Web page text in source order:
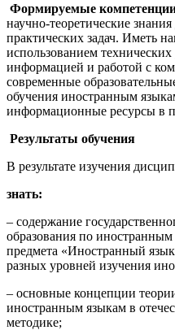
Формируемые
научно-теоретические
практических задач. Иметь
использованием
информацией и работой с
современные
обучения иностранным
информационные ресурсы в
Результаты обучения
В результате изучения
знать:
– содержание
образования по
предмета «Иностранный
разных уровней изучения
– основные концепции
иностранным языкам в
методике;